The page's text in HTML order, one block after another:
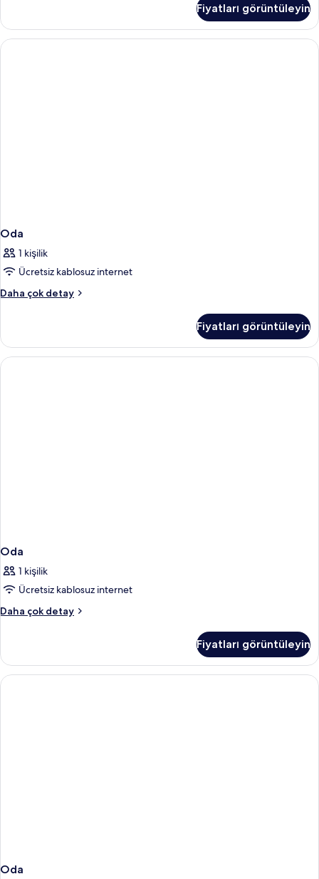
hakkında
daha
fazla
Fiyatları görüntüleyin
Oda
1 kişilik
Ücretsiz kablosuz internet
Daha çok detay
Oda
detay
Fiyatları görüntüleyin
Oda
1 kişilik
Ücretsiz kablosuz internet
Daha çok detay
Oda
detay
Fiyatları görüntüleyin
Oda